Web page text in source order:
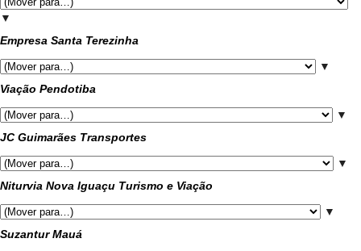
▼
Empresa Santa Terezinha
▼
Viação Pendotiba
▼
JC Guimarães Transportes
▼
Niturvia Nova Iguaçu Turismo e Viação
▼
Suzantur Mauá